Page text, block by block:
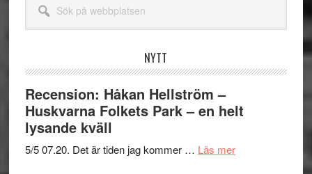
webbplatsen
NYTT
Recension: Håkan Hellström –
Huskvarna Folkets Park – en helt
lysande kväll
5/5 07.20. Det är tiden jag kommer … Läs merom